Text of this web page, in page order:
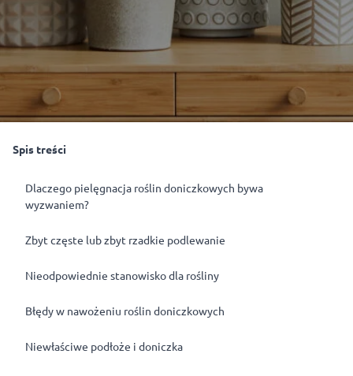
Spis treści
Dlaczego pielęgnacja roślin doniczkowych bywa
wyzwaniem?
Zbyt częste lub zbyt rzadkie podlewanie
Nieodpowiednie stanowisko dla rośliny
Błędy w nawożeniu roślin doniczkowych
Niewłaściwe podłoże i doniczka